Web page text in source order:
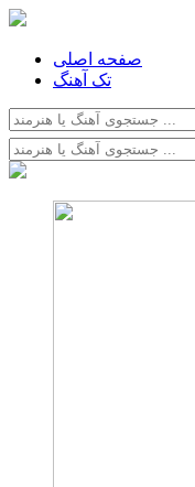
صفحه اصلی
تک آهنگ